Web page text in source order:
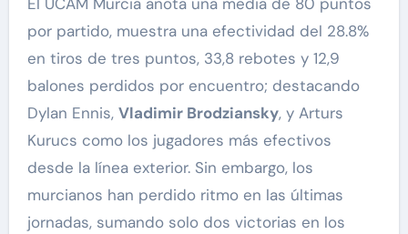
El UCAM Murcia anota una media de 80 puntos
por partido, muestra una efectividad del 28.8%
en tiros de tres puntos, 33,8 rebotes y 12,9
balones perdidos por encuentro; destacando
Dylan Ennis, Vladimir Brodziansky, y Arturs
Kurucs como los jugadores más efectivos
desde la línea exterior. Sin embargo, los
murcianos han perdido ritmo en las últimas
jornadas, sumando solo dos victorias en los